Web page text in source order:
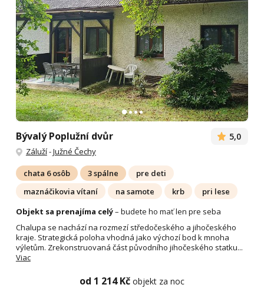
Bývalý Poplužní dvůr 5,0
Záluží-Južné Čechy
chata 6 osôb 3 spálne
pre deti
maznáčikovia vítaní
na samote krb
pri lese
Objekt sa prenajíma celý– budete ho mať len pre seba
Chalupa se nachází na rozmezí středočeského a jihočeského
kraje. Strategická poloha vhodná jako výchozí bod k mnoha
výletům. Zrekonstruovaná část původního jihočeského statku...
Viac
od 1 214 Kč objekt za noc